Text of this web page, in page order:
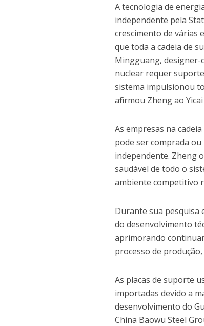
A tecnologia de
independente pela
crescimento de várias
que toda a cadeia de
Mingguang, designer-
nuclear requer
sistema impulsionou
afirmou Zheng ao
As empresas na
pode ser comprada
independente. Zheng
saudável de todo o
ambiente competitivo
Durante sua pesquisa
do desenvolvimento
aprimorando
processo de
As placas de suporte
importadas devido a
desenvolvimento do
China Baowu Steel